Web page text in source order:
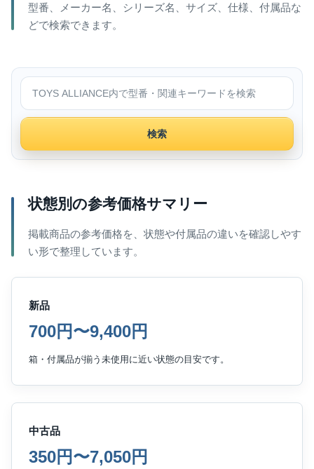
型番、メーカー名、シリーズ名、サイズ、仕様、付属品な
どで検索できます。
TOYS ALLIANCE内で検索
検索
状態別の参考価格サマリー
掲載商品の参考価格を、状態や付属品の違いを確認しやす
い形で整理しています。
新品
700円〜9,400円
箱・付属品が揃う未使用に近い状態の目安です。
中古品
350円〜7,050円